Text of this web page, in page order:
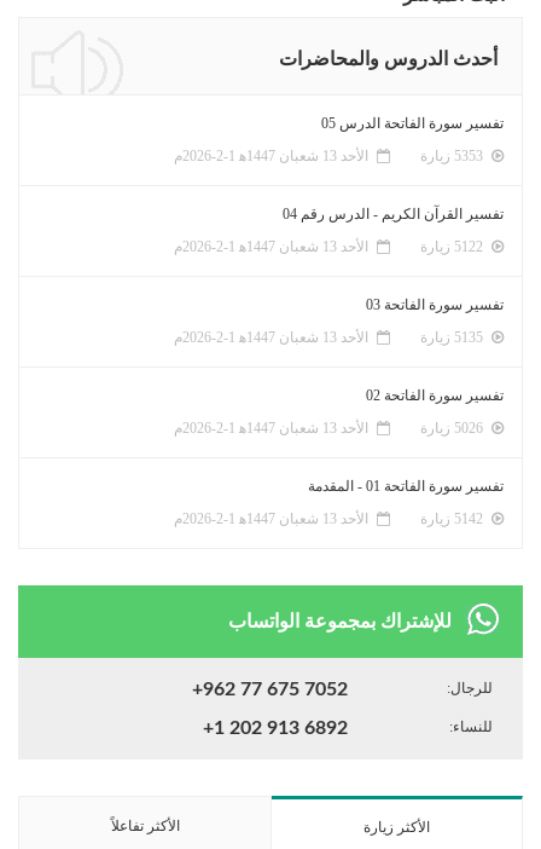
أحدث الدروس والمحاضرات
تفسير سورة الفاتحة الدرس 05
الأحد 13 شعبان 1447ﻫ 1-2-2026م
تفسير القرآن الكريم - الدرس رقم 04
الأحد 13 شعبان 1447ﻫ 1-2-2026م
تفسير سورة الفاتحة 03
الأحد 13 شعبان 1447ﻫ 1-2-2026م
تفسير سورة الفاتحة 02
الأحد 13 شعبان 1447ﻫ 1-2-2026م
تفسير سورة الفاتحة 01 - المقدمة
الأحد 13 شعبان 1447ﻫ 1-2-2026م
للإشتراك بمجموعة الواتساب
للرجال: +962 77 675 7052
للنساء: +1 202 913 6892
الأكثر زيارة الأكثر تفاعلاً